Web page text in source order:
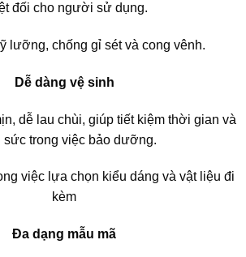
đối cho người sử dụng.
lưỡng, chống gỉ sét và cong vênh.
Dễ dàng vệ sinh
dễ lau chùi, giúp tiết kiệm thời gian và
sức trong việc bảo dưỡng.
việc lựa chọn kiểu dáng và vật liệu đi
kèm
Đa dạng mẫu mã